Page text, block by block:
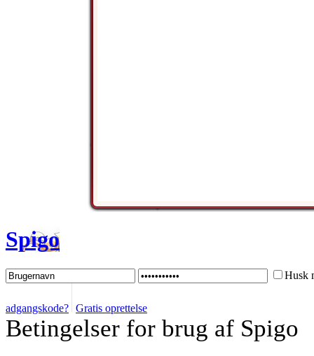
Spigo
Husk
adgangskode? Gratis oprettelse
Betingelser for brug af Spigo